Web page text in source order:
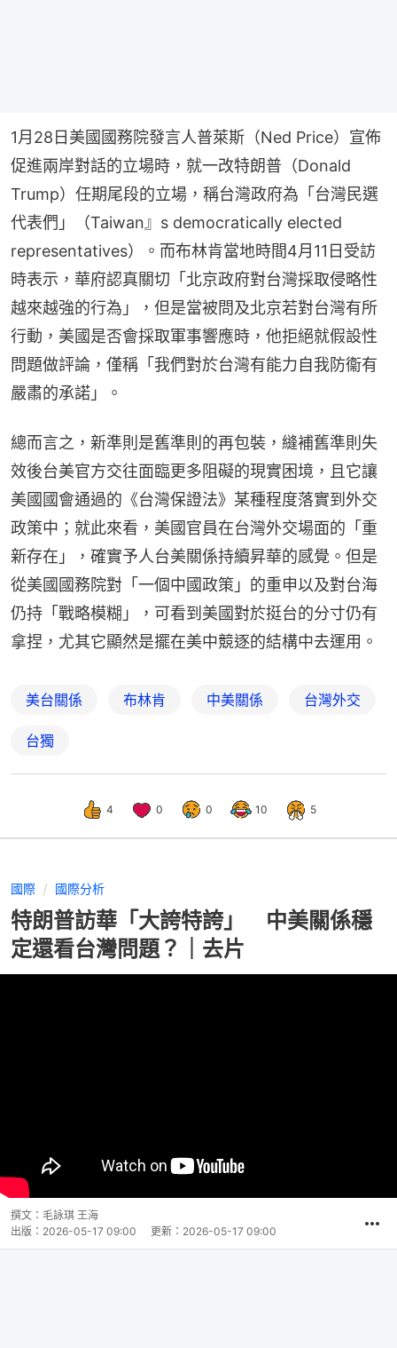
1月28日美國國務院發言人普萊斯（Ned Price）宣佈
促進兩岸對話的立場時，就一改特朗普（Donald
Trump）任期尾段的立場，稱台灣政府為「台灣民選
代表們」（Taiwan』s democratically elected
representatives）。而布林肯當地時間4月11日受訪
時表示，華府認真關切「北京政府對台灣採取侵略性
越來越強的行為」，但是當被問及北京若對台灣有所
行動，美國是否會採取軍事響應時，他拒絕就假設性
問題做評論，僅稱「我們對於台灣有能力自我防衞有
嚴肅的承諾」。
總而言之，新準則是舊準則的再包裝，縫補舊準則失
效後台美官方交往面臨更多阻礙的現實困境，且它讓
美國國會通過的《台灣保證法》某種程度落實到外交
政策中；就此來看，美國官員在台灣外交場面的「重
新存在」，確實予人台美關係持續昇華的感覺。但是
從美國國務院對「一個中國政策」的重申以及對台海
仍持「戰略模糊」，可看到美國對於挺台的分寸仍有
拿捏，尤其它顯然是擺在美中競逐的結構中去運用。
美台關係 布林肯 中美關係 台灣外交
台獨
4 0 0 10 5
國際 國際分析
特朗普訪華「大誇特誇」 中美關係穩
定還看台灣問題？｜去片
撰文： 毛詠琪 王海
出版： 2026-05-17 09:00 更新： 2026-05-17 09:00